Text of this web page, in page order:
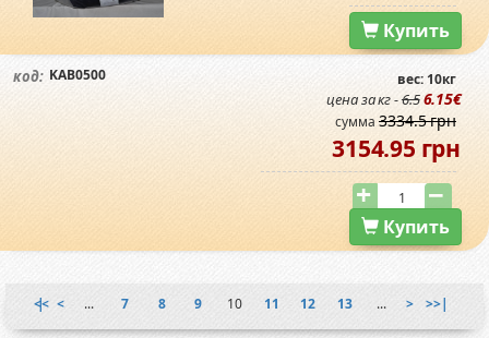
Купить
код: KAB0500 вес: 10кг
цена за кг -6.56.15€
сумма 3334.5 грн
3154.95 грн
Купить
|<< < ... 7 8 9 10 11 12 13 ... > >>|